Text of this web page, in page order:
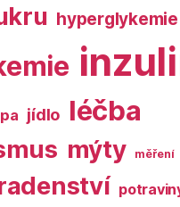
hyperglykemie
jídlo léčba
mýty měření